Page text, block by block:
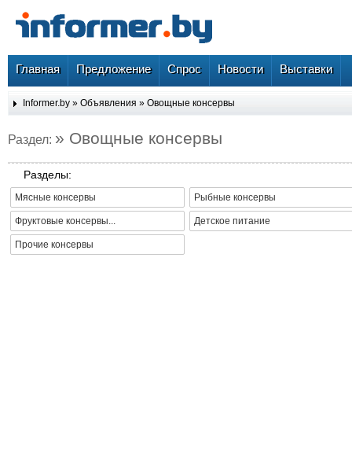
Главная Предложение Спрос Новости Выставки
Informer.by » Объявления » Овощные консервы
Раздел: » Овощные консервы
Разделы:
Мясные консервы Рыбные консервы
Фруктовые консервы... Детское питание
Прочие консервы